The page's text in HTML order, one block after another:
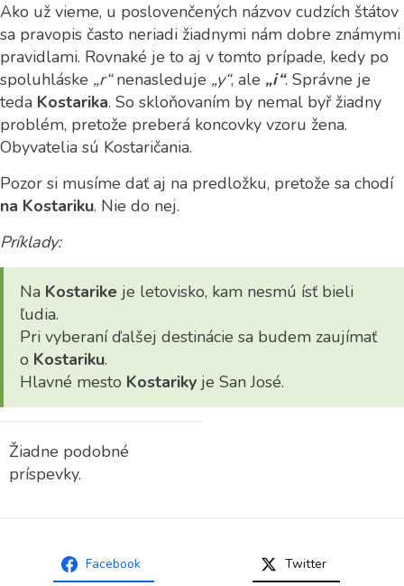
Ako už vieme, u poslovenčených názvov cudzích štátov
sa pravopis často neriadi žiadnymi nám dobre známymi
pravidlami. Rovnaké je to aj v tomto prípade, kedy po
spoluhláske „r“nenasleduje „y“, ale „i“. Správne je
teda Kostarika. So skloňovaním by nemal byř žiadny
problém, pretože preberá koncovky vzoru žena.
Obyvatelia sú Kostaričania.
Pozor si musíme dať aj na predložku, pretože sa chodí
na Kostariku. Nie do nej.
Príklady:
Na Kostarike je letovisko, kam nesmú ísť bieli
ľudia.
Pri vyberaní ďalšej destinácie sa budem zaujímať
o Kostariku.
Hlavné mesto Kostariky je San José.
Žiadne podobné
príspevky.
Facebook Twitter